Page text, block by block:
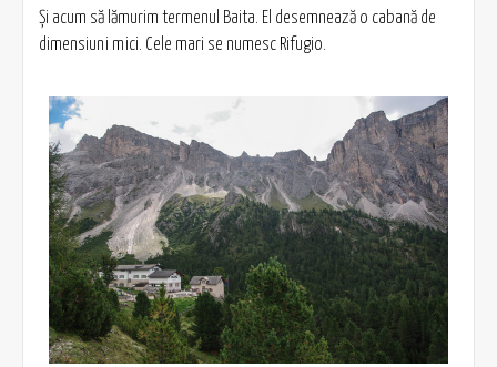
Şi acum să lămurim termenul Baita. El desemnează o cabană de
dimensiuni mici. Cele mari se numesc Rifugio.